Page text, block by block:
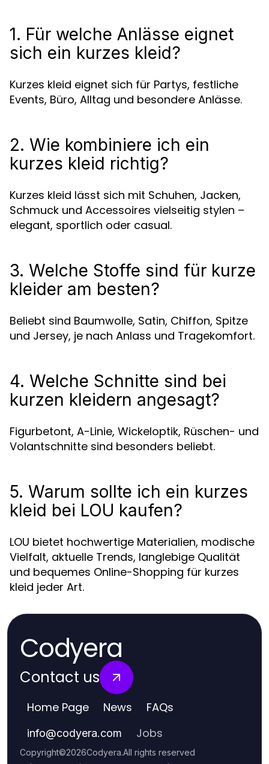
1. Für welche Anlässe eignet
sich ein kurzes kleid?
Kurzes kleid eignet sich für Partys, festliche
Events, Büro, Alltag und besondere Anlässe.
2. Wie kombiniere ich ein
kurzes kleid richtig?
Kurzes kleid lässt sich mit Schuhen, Jacken,
Schmuck und Accessoires vielseitig stylen –
elegant, sportlich oder casual.
3. Welche Stoffe sind für kurze
kleider am besten?
Beliebt sind Baumwolle, Satin, Chiffon, Spitze
und Jersey, je nach Anlass und Tragekomfort.
4. Welche Schnitte sind bei
kurzen kleidern angesagt?
Figurbetont, A-Linie, Wickeloptik, Rüschen- und
Volantschnitte sind besonders beliebt.
5. Warum sollte ich ein kurzes
kleid bei LOU kaufen?
LOU bietet hochwertige Materialien, modische
Vielfalt, aktuelle Trends, langlebige Qualität
und bequemes Online-Shopping für kurzes
kleid jeder Art.
Codyera
Contact us
Home Page News FAQs
info@codyera.com Jobs
Copyright©2026Codyera.All rights reserved